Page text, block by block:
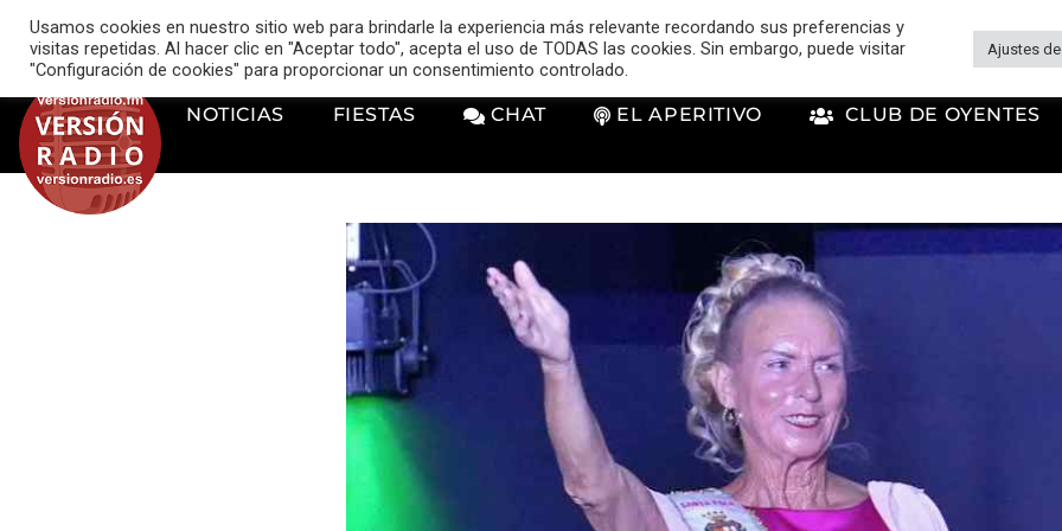
music_note VERSIÓN RADIO
NOTICIAS FIESTAS CHAT EL APERITIVO CLUB DE OYENTES
Usamos cookies en nuestro sitio web para brindarle la experiencia más relevante recordando sus preferencias y
visitas repetidas. Al hacer clic en "Aceptar todo", acepta el uso de TODAS las cookies. Sin embargo, puede visitar
"Configuración de cookies" para proporcionar un consentimiento controlado.
Ajustes